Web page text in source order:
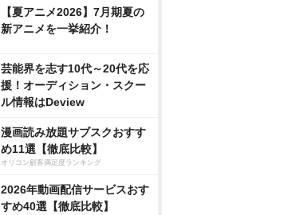
【夏アニメ2026】7月期夏の
新アニメを一挙紹介！
芸能界を志す10代～20代を応
援！オーディション・スクー
ル情報はDeview
漫画読み放題サブスクおすす
め11選【徹底比較】
オリコン顧客満足度ランキング
2026年動画配信サービスおす
すめ40選【徹底比較】